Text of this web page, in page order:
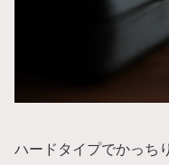
ハードタイプでかっち